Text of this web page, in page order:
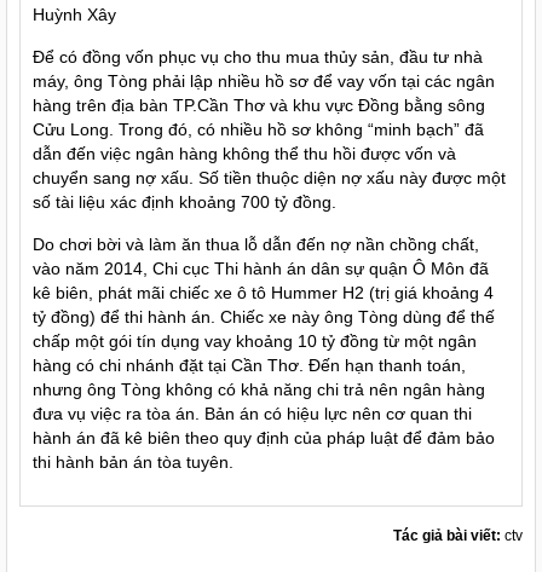
Huỳnh Xây
Để có đồng vốn phục vụ cho thu mua thủy sản, đầu tư nhà
máy, ông Tòng phải lập nhiều hồ sơ để vay vốn tại các ngân
hàng trên địa bàn TP.Cần Thơ và khu vực Đồng bằng sông
Cửu Long. Trong đó, có nhiều hồ sơ không “minh bạch” đã
dẫn đến việc ngân hàng không thể thu hồi được vốn và
chuyển sang nợ xấu. Số tiền thuộc diện nợ xấu này được một
số tài liệu xác định khoảng 700 tỷ đồng.
Do chơi bời và làm ăn thua lỗ dẫn đến nợ nần chồng chất,
vào năm 2014, Chi cục Thi hành án dân sự quận Ô Môn đã
kê biên, phát mãi chiếc xe ô tô Hummer H2 (trị giá khoảng 4
tỷ đồng) để thi hành án. Chiếc xe này ông Tòng dùng để thế
chấp một gói tín dụng vay khoảng 10 tỷ đồng từ một ngân
hàng có chi nhánh đặt tại Cần Thơ. Đến hạn thanh toán,
nhưng ông Tòng không có khả năng chi trả nên ngân hàng
đưa vụ việc ra tòa án. Bản án có hiệu lực nên cơ quan thi
hành án đã kê biên theo quy định của pháp luật để đảm bảo
thi hành bản án tòa tuyên.
Tác giả bài viết: ctv